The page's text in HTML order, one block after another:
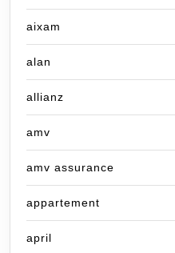
aixam
alan
allianz
amv
amv assurance
appartement
april